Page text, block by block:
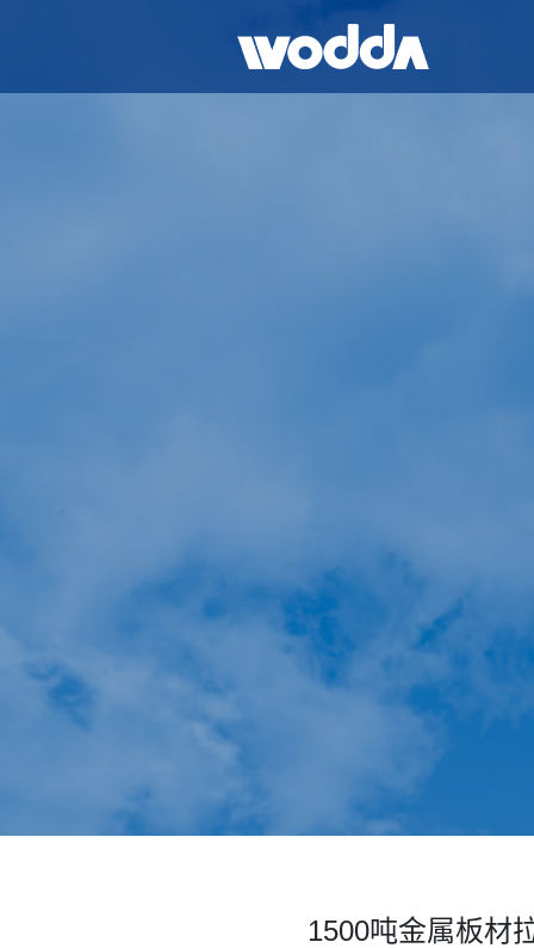
1500吨金属板材